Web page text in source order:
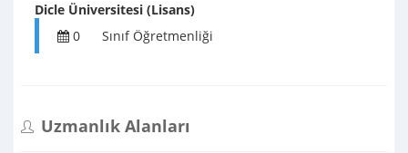
Dicle Üniversitesi (Lisans)
0Sınıf Öğretmenliği
Uzmanlık Alanları